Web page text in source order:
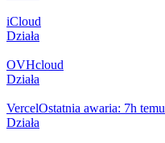
iCloud
Działa
OVHcloud
Działa
VercelOstatnia awaria: 7h temu
Działa